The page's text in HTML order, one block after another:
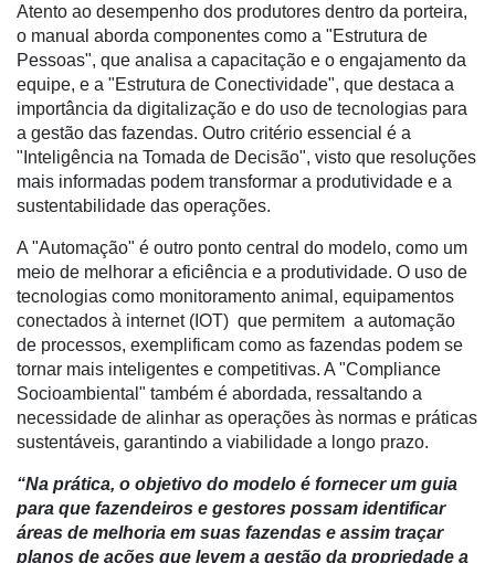
para
Recursos
Hídricos
Membros
Liberali
Netrin
Tecprime
Agro
Lean
Way
Consulting
Manager
CHB
Atento ao desempenho dos produtores dentro da porteira,
o manual aborda componentes como a "Estrutura de
Pessoas", que analisa a capacitação e o engajamento da
equipe, e a "Estrutura de Conectividade", que destaca a
importância da digitalização e do uso de tecnologias para
a gestão das fazendas. Outro critério essencial é a
"Inteligência na Tomada de Decisão", visto que resoluções
mais informadas podem transformar a produtividade e a
sustentabilidade das operações.
A "Automação" é outro ponto central do modelo, como um
meio de melhorar a eficiência e a produtividade. O uso de
tecnologias como monitoramento animal, equipamentos
conectados à internet (IOT) que permitem a automação
de processos, exemplificam como as fazendas podem se
tornar mais inteligentes e competitivas. A "Compliance
Socioambiental" também é abordada, ressaltando a
necessidade de alinhar as operações às normas e práticas
sustentáveis, garantindo a viabilidade a longo prazo.
“Na prática, o objetivo do modelo é fornecer um guia
para que fazendeiros e gestores possam identificar
áreas de melhoria em suas fazendas e assim traçar
planos de ações que levem a gestão da propriedade a